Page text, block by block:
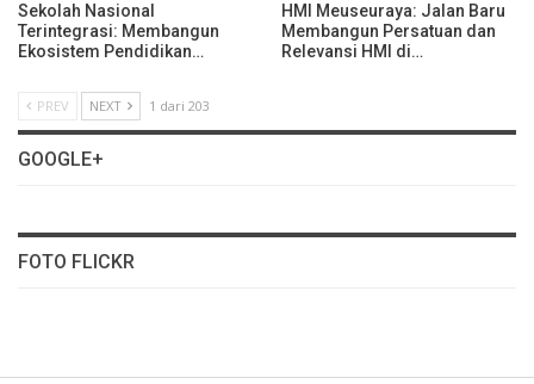
Sekolah Nasional
Terintegrasi: Membangun
Ekosistem Pendidikan…
HMI Meuseuraya: Jalan Baru
Membangun Persatuan dan
Relevansi HMI di…
PREV NEXT 1 dari 203
GOOGLE+
FOTO FLICKR